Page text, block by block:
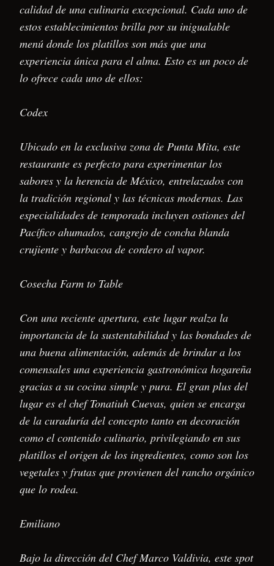
calidad de una culinaria excepcional. Cada uno de
estos establecimientos brilla por su inigualable
menú donde los platillos son más que una
experiencia única para el alma. Esto es un poco de
lo ofrece cada uno de ellos:
Codex
Ubicado en la exclusiva zona de Punta Mita, este
restaurante es perfecto para experimentar los
sabores y la herencia de México, entrelazados con
la tradición regional y las técnicas modernas. Las
especialidades de temporada incluyen ostiones del
Pacífico ahumados, cangrejo de concha blanda
crujiente y barbacoa de cordero al vapor.
Cosecha Farm to Table
Con una reciente apertura, este lugar realza la
importancia de la sustentabilidad y las bondades de
una buena alimentación, además de brindar a los
comensales una experiencia gastronómica hogareña
gracias a su cocina simple y pura. El gran plus del
lugar es el chef Tonatiuh Cuevas, quien se encarga
de la curaduría del concepto tanto en decoración
como el contenido culinario, privilegiando en sus
platillos el origen de los ingredientes, como son los
vegetales y frutas que provienen del rancho orgánico
que lo rodea.
Emiliano
Bajo la dirección del Chef Marco Valdivia, este spot